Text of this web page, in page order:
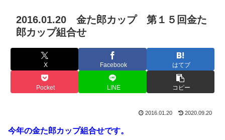
2016.01.20 金た郎カップ 第１５回金た
郎カップ組合せ
X Facebook はてブ
Pocket LINE コピー
2016.01.20 2020.09.20
今年の金た郎カップ組合せです。